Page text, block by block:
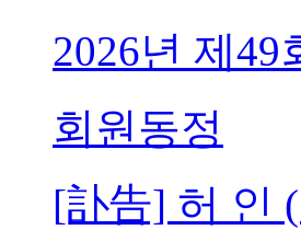
2026년 제
회원동정
[訃告] 허 인